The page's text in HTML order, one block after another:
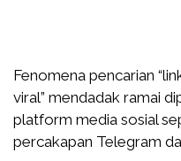
Fenomena pencarian
viral” mendadak ramai
platform media sosial
percakapan Telegram